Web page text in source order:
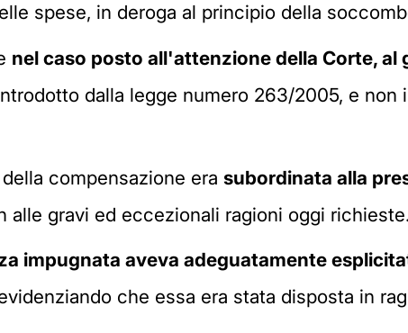
spese, in deroga al principio della
nel caso posto all'attenzione della Corte,
dalla legge numero 263/2005, e
compensazione era subordinata alla
alle gravi ed eccezionali ragioni oggi richieste.
impugnata aveva adeguatamente
che essa era stata disposta in